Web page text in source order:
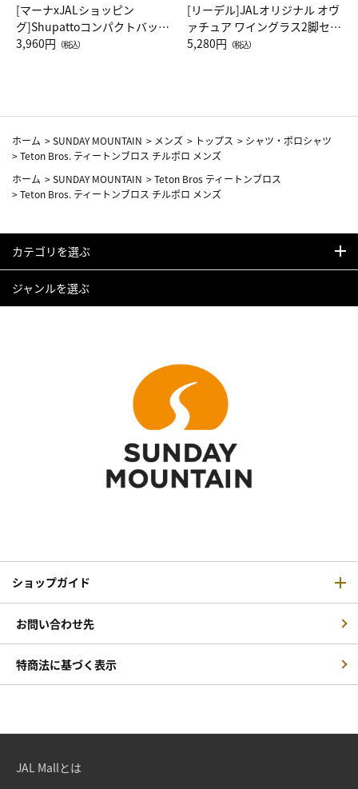
[マーナxJALショッピン
グ]Shupattoコンパクトバッグ
Drop JAL客室乗務員（LC）ス
3,960円 （税込）
[リーデル]JALオリジナル オヴ
ァチュア ワイングラス2脚セッ
ト（レッドワイン）
5,280円 （税込）
ホーム >SUNDAY MOUNTAIN > メンズ > トップス > シャツ・ポロシャツ
>Teton Bros. ティートンブロス チルポロ メンズ
ホーム >SUNDAY MOUNTAIN >Teton Bros ティートンブロス
>Teton Bros. ティートンブロス チルポロ メンズ
カテゴリを選ぶ
ジャンルを選ぶ
ショップガイド
お問い合わせ先
特商法に基づく表示
JAL Mallとは